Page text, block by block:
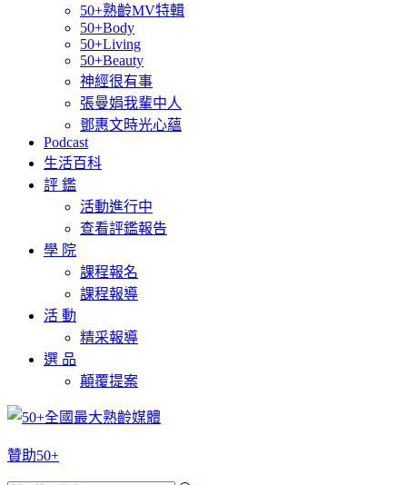
50+熟齡MV特輯
50+Body
50+Living
50+Beauty
神經很有事
張曼娟我輩中人
鄧惠文時光心蘊
Podcast
生活百科
評 鑑
活動進行中
查看評鑑報告
學 院
課程報名
課程報導
活 動
精采報導
選 品
顛覆提案
贊助50+